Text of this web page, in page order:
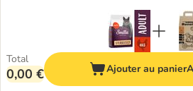
Total
0,00 € Ajouter au panier